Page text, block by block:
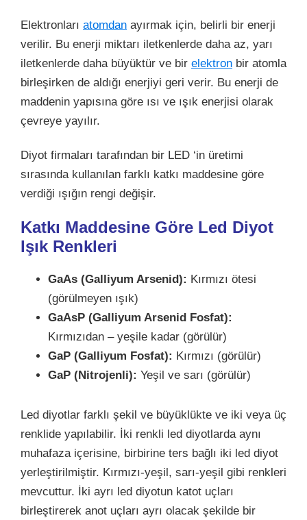
Elektronları atomdan ayırmak için, belirli bir enerji
verilir. Bu enerji miktarı iletkenlerde daha az, yarı
iletkenlerde daha büyüktür ve bir elektron bir atomla
birleşirken de aldığı enerjiyi geri verir. Bu enerji de
maddenin yapısına göre ısı ve ışık enerjisi olarak
çevreye yayılır.
Diyot firmaları tarafından bir LED ‘in üretimi
sırasında kullanılan farklı katkı maddesine göre
verdiği ışığın rengi değişir.
Katkı Maddesine Göre Led Diyot
Işık Renkleri
GaAs (Galliyum Arsenid): Kırmızı ötesi
(görülmeyen ışık)
GaAsP (Galliyum Arsenid Fosfat):
Kırmızıdan – yeşile kadar (görülür)
GaP (Galliyum Fosfat): Kırmızı (görülür)
GaP (Nitrojenli): Yeşil ve sarı (görülür)
Led diyotlar farklı şekil ve büyüklükte ve iki veya üç
renklide yapılabilir. İki renkli led diyotlarda aynı
muhafaza içerisine, birbirine ters bağlı iki led diyot
yerleştirilmiştir. Kırmızı-yeşil, sarı-yeşil gibi renkleri
mevcuttur. İki ayrı led diyotun katot uçları
birleştirerek anot uçları ayrı olacak şekilde bir